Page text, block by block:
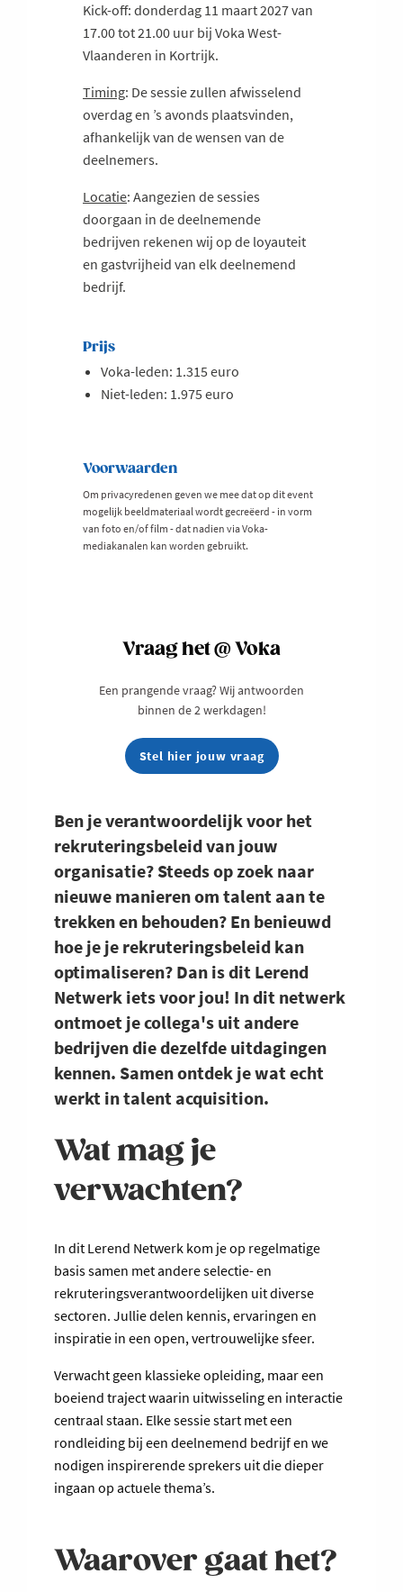
Ben je verantwoordelijk voor het
rekruteringsbeleid van jouw
organisatie? Steeds op zoek naar
nieuwe manieren om talent aan te
trekken en behouden? En benieuwd
hoe je je rekruteringsbeleid kan
optimaliseren? Dan is dit Lerend
Netwerk iets voor jou! In dit netwerk
ontmoet je collega's uit andere
bedrijven die dezelfde uitdagingen
kennen. Samen ontdek je wat echt
werkt in talent acquisition.
Wat mag je
verwachten?
In dit Lerend Netwerk kom je op regelmatige
basis samen met andere selectie- en
rekruteringsverantwoordelijken uit diverse
sectoren. Jullie delen kennis, ervaringen en
inspiratie in een open, vertrouwelijke sfeer.
Verwacht geen klassieke opleiding, maar een
boeiend traject waarin uitwisseling en interactie
centraal staan. Elke sessie start met een
rondleiding bij een deelnemend bedrijf en we
nodigen inspirerende sprekers uit die dieper
ingaan op actuele thema’s.
Waarover gaat het?
Kick-off: donderdag 11 maart 2027 van
17.00 tot 21.00 uur bij Voka West-
Vlaanderen in Kortrijk.
Timing: De sessie zullen afwisselend
overdag en ’s avonds plaatsvinden,
afhankelijk van de wensen van de
deelnemers.
Locatie: Aangezien de sessies
doorgaan in de deelnemende
bedrijven rekenen wij op de loyauteit
en gastvrijheid van elk deelnemend
bedrijf.
Prijs
Voka-leden: 1.315 euro
Niet-leden: 1.975 euro
Voorwaarden
Om privacyredenen geven we mee dat op dit event
mogelijk beeldmateriaal wordt gecreëerd - in vorm
van foto en/of film - dat nadien via Voka-
mediakanalen kan worden gebruikt.
Vraag het @ Voka
Een prangende vraag? Wij antwoorden
binnen de 2 werkdagen!
Stel hier jouw vraag